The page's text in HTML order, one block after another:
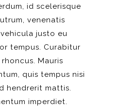
id scelerisque
venenatis
justo eu
tempus. Curabitur
Mauris
quis tempus nisi
hendrerit mattis.
imperdiet.